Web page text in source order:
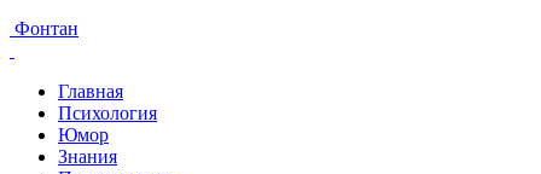
Фонтан
Главная
Психология
Юмор
Знания